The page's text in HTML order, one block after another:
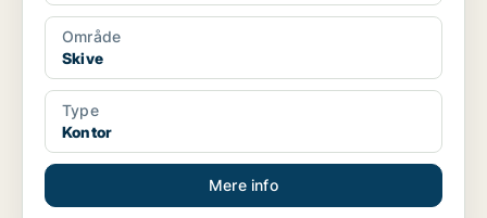
Område
Skive
Type
Kontor
Mere info